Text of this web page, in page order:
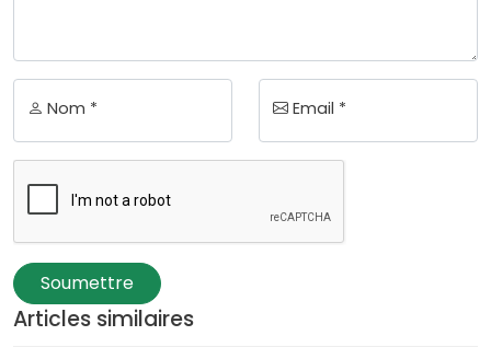
Nom * Email *
Soumettre
Articles similaires